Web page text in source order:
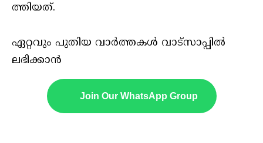
ത്തി​യ​ത്.
ഏറ്റവും പുതിയ വാർത്തകൾ വാട്സാപ്പിൽ
ലഭിക്കാൻ
Join Our WhatsApp Group